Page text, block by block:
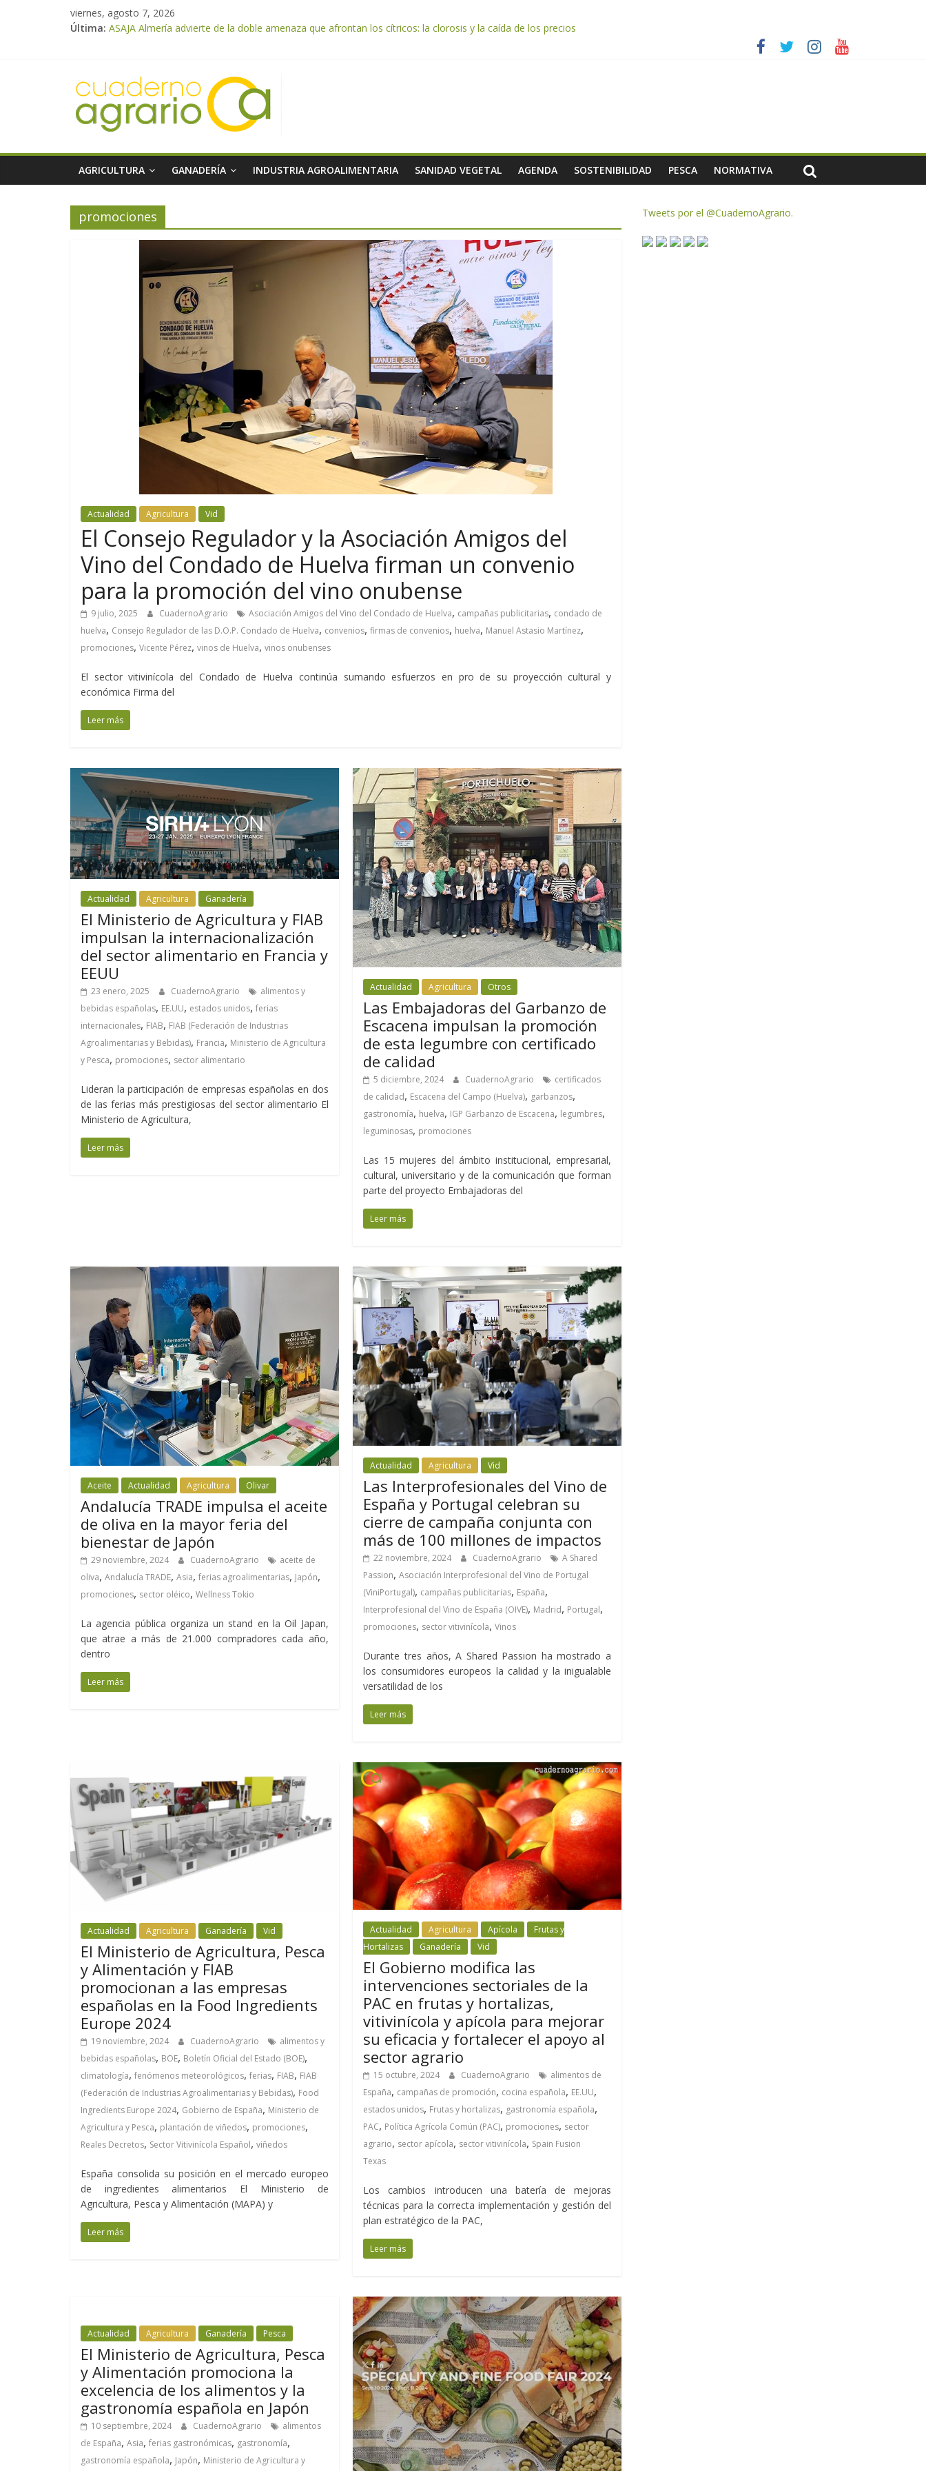
viernes, agosto 7, 2026
Última: ASAJA Almería advierte de la doble amenaza que afrontan los cítricos: la clorosis y la caída de los precios
ASAJA Almería: las primeras recolecciones de almendra confirman una cosecha desigual marcada por las inclemencias meteorológicas y la incertidumbre en los precios
VÍDEO: Promoción y difusión de los valores de los alimentos de origen cooperativo en escuelas de hostelería
Cooperativas Agro-alimentarias de Andalucía celebra la activación del mecanismo de regulación de oferta de aceite de oliva para la próxima campaña
AGRICULTURA GANADERÍA INDUSTRIA AGROALIMENTARIA SANIDAD VEGETAL AGENDA SOSTENIBILIDAD PESCA NORMATIVA
promociones
Actualidad Agricultura Vid
El Consejo Regulador y la Asociación Amigos del
Vino del Condado de Huelva firman un convenio
para la promoción del vino onubense
9 julio, 2025 CuadernoAgrario Asociación Amigos del Vino del Condado de Huelva, campañas publicitarias, condado de
huelva, Consejo Regulador de las D.O.P. Condado de Huelva, convenios, firmas de convenios, huelva, Manuel Astasio Martínez,
promociones, Vicente Pérez, vinos de Huelva, vinos onubenses
El sector vitivinícola del Condado de Huelva continúa sumando esfuerzos en pro de su proyección cultural y
económica Firma del
Leer más
Actualidad Agricultura Ganadería
El Ministerio de Agricultura y FIAB
impulsan la internacionalización
del sector alimentario en Francia y
EEUU
23 enero, 2025 CuadernoAgrario
alimentos y
bebidas españolas, EE.UU, estados unidos, ferias
internacionales, FIAB, FIAB (Federación de Industrias
Agroalimentarias y Bebidas), Francia, Ministerio de Agricultura
y Pesca, promociones, sector alimentario
Lideran la participación de empresas españolas en dos
de las ferias más prestigiosas del sector alimentario El
Ministerio de Agricultura,
Leer más
Actualidad Agricultura Otros
Las Embajadoras del Garbanzo de
Escacena impulsan la promoción
de esta legumbre con certificado
de calidad
5 diciembre, 2024 CuadernoAgrario
certificados
de calidad, Escacena del Campo (Huelva), garbanzos,
gastronomía, huelva, IGP Garbanzo de Escacena, legumbres,
leguminosas, promociones
Las 15 mujeres del ámbito institucional, empresarial,
cultural, universitario y de la comunicación que forman
parte del proyecto Embajadoras del
Leer más
Aceite Actualidad Agricultura Olivar
Andalucía TRADE impulsa el aceite
de oliva en la mayor feria del
bienestar de Japón
29 noviembre, 2024 CuadernoAgrario
aceite de
oliva, Andalucía TRADE, Asia, ferias agroalimentarias, Japón,
promociones, sector oléico, Wellness Tokio
La agencia pública organiza un stand en la Oil Japan,
que atrae a más de 21.000 compradores cada año,
dentro
Leer más
Actualidad Agricultura Vid
Las Interprofesionales del Vino de
España y Portugal celebran su
cierre de campaña conjunta con
más de 100 millones de impactos
22 noviembre, 2024 CuadernoAgrario
A Shared
Passion,Asociación Interprofesional del Vino de Portugal
(ViniPortugal), campañas publicitarias, España,
Interprofesional del Vino de España (OIVE), Madrid, Portugal,
promociones, sector vitivinícola,Vinos
Durante tres años, A Shared Passion ha mostrado a
los consumidores europeos la calidad y la inigualable
versatilidad de los
Leer más
Actualidad Agricultura Ganadería Vid
El Ministerio de Agricultura, Pesca
y Alimentación y FIAB
promocionan a las empresas
españolas en la Food Ingredients
Europe 2024
19 noviembre, 2024 CuadernoAgrario
alimentos y
bebidas españolas, BOE, Boletín Oficial del Estado (BOE),
climatología, fenómenos meteorológicos, ferias, FIAB, FIAB
(Federación de Industrias Agroalimentarias y Bebidas), Food
Ingredients Europe 2024, Gobierno de España, Ministerio de
Agricultura y Pesca, plantación de viñedos, promociones,
Reales Decretos, Sector Vitivinícola Español, viñedos
España consolida su posición en el mercado europeo
de ingredientes alimentarios El Ministerio de
Agricultura, Pesca y Alimentación (MAPA) y
Leer más
Actualidad Agricultura Apícola
Frutas y
Hortalizas
Ganadería Vid
El Gobierno modifica las
intervenciones sectoriales de la
PAC en frutas y hortalizas,
vitivinícola y apícola para mejorar
su eficacia y fortalecer el apoyo al
sector agrario
15 octubre, 2024 CuadernoAgrario
alimentos de
España, campañas de promoción, cocina española, EE.UU,
estados unidos, Frutas y hortalizas, gastronomía española,
PAC, Política Agrícola Común (PAC), promociones, sector
agrario, sector apícola, sector vitivinícola, Spain Fusion
Texas
Los cambios introducen una batería de mejoras
técnicas para la correcta implementación y gestión del
plan estratégico de la PAC,
Leer más
Actualidad Agricultura Ganadería Pesca
El Ministerio de Agricultura, Pesca
y Alimentación promociona la
excelencia de los alimentos y la
gastronomía española en Japón
10 septiembre, 2024 CuadernoAgrario
alimentos
de España, Asia, ferias gastronómicas, gastronomía,
gastronomía española, Japón, Ministerio de Agricultura y
Tweets por el @CuadernoAgrario.